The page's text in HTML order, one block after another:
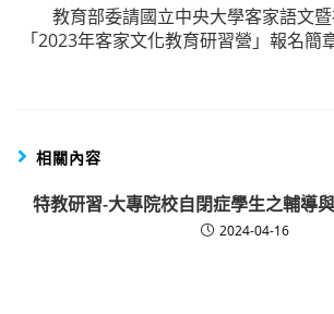
教育部委請國立中央大學客家語文
「2023年客家文化教育研習營」報名簡
相關內容
特教研習-大專院校自閉症學生之輔導
2024-04-16